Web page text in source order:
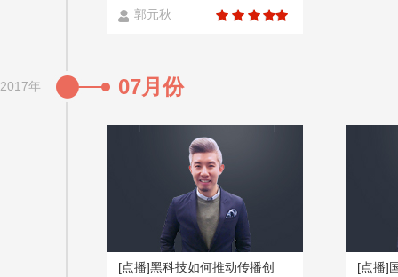
郭元秋
2017年 07月份
[点播]黑科技如何推动传播创
[点播]